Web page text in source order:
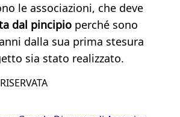
le associazioni, che deve
dal pincipio perché sono
dalla sua prima stesura
sia stato realizzato.